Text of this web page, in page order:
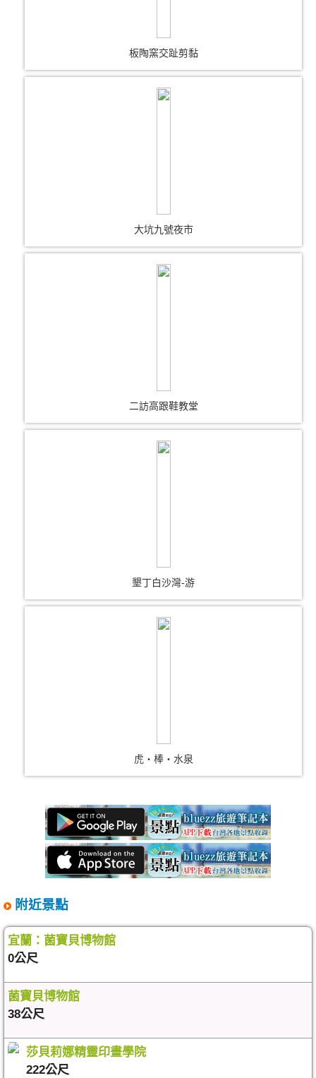
板陶窯交趾剪黏
大坑九號夜市
二訪高跟鞋教堂
墾丁白沙灣-游
虎‧棒‧水泉
附近景點
宜蘭：菌寶貝博物館
0公尺
菌寶貝博物館
38公尺
莎貝莉娜精靈印畫學院
222公尺